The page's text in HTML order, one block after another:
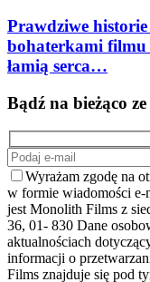
Prawdziwe
bohaterkami filmu
łamią serca…
Bądź na bieżąco
Wyrażam zgodę na
w formie wiadomości
jest Monolith Films z
36, 01- 830 Dane
aktualnościach
informacji o
Films znajduje się pod